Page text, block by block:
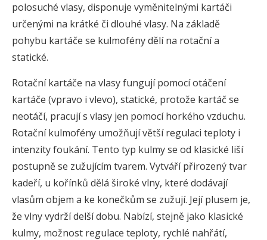
polosuché vlasy, disponuje vyměnitelnými kartáči
určenými na krátké či dlouhé vlasy. Na základě
pohybu kartáče se kulmofény dělí na rotační a
statické.
Rotační kartáče na vlasy fungují pomocí otáčení
kartáče (vpravo i vlevo), statické, protože kartáč se
neotáčí, pracují s vlasy jen pomocí horkého vzduchu.
Rotační kulmofény umožňují větší regulaci teploty i
intenzity foukání. Tento typ kulmy se od klasické liší
postupně se zužujícím tvarem. Vytváří přirozený tvar
kadeří, u kořínků dělá široké vlny, které dodávají
vlasům objem a ke konečkům se zužují. Její plusem je,
že vlny vydrží delší dobu. Nabízí, stejně jako klasické
kulmy, možnost regulace teploty, rychlé nahřátí,